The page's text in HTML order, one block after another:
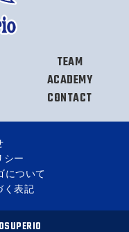
TEAM
ACADEMY
CONTACT
シー
について
く表記